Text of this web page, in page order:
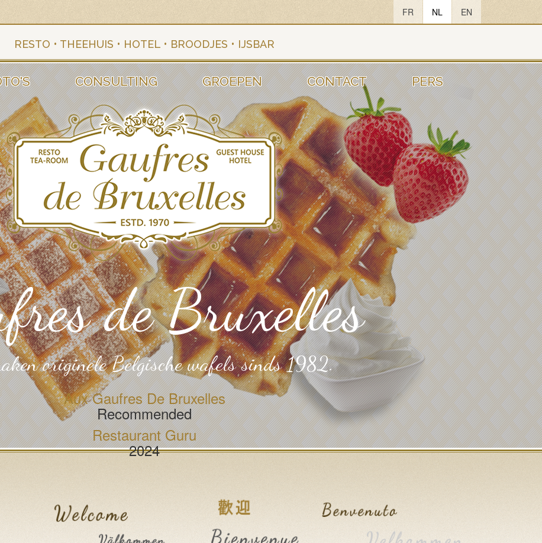
FR NL EN
RESTO • THEEHUIS • HOTEL • BROODJES • IJSBAR
CONSULTING GROEPEN CONTACT PERS
de Bruxelles
originele Belgische wafels sinds 1982.
Aux Gaufres De Bruxelles
Recommended
Restaurant Guru
2024